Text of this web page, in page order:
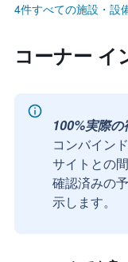
4件すべての施設・設
コーナー イ
100%実際の
コンバイン
サイトとの
確認済みの
示します。